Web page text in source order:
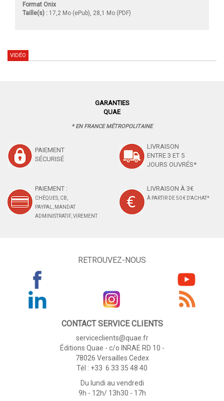
Format Onix
Taille(s) : 17,2 Mo (ePub), 28,1 Mo (PDF)
VIDÉO
GARANTIES
QUAE
* EN FRANCE MÉTROPOLITAINE
PAIEMENT
SÉCURISÉ
LIVRAISON
ENTRE 3 ET 5
JOURS OUVRÉS*
PAIEMENT :
CHÈQUES, CB,
PAYPAL, MANDAT
ADMINISTRATIF, VIREMENT
LIVRAISON À 3€
À PARTIR DE 50 € D'ACHAT*
RETROUVEZ-NOUS
CONTACT SERVICE CLIENTS
serviceclients@quae.fr
Éditions Quae - c/o INRAE RD 10 -
78026 Versailles Cedex
Tél : +33 6 33 35 48 40
Du lundi au vendredi
9h - 12h/ 13h30 - 17h